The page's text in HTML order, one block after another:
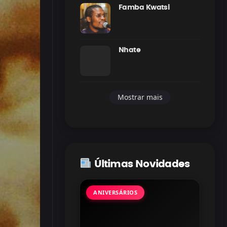
Famba Kwatsi
Nhate
Mostrar mais
Últimas Novidades
ANIVERSÁRIOS